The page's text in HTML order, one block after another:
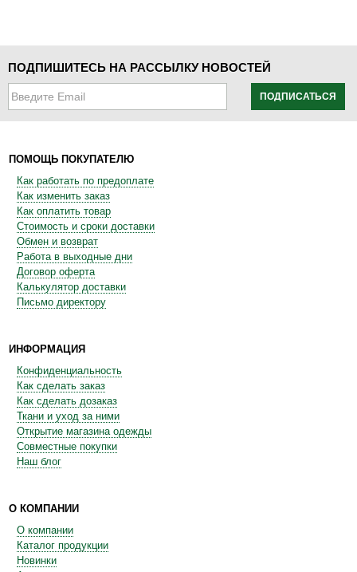
ПОДПИШИТЕСЬ НА РАССЫЛКУ НОВОСТЕЙ
ПОДПИСАТЬСЯ
ПОМОЩЬ ПОКУПАТЕЛЮ
Как работать по предоплате
Как изменить заказ
Как оплатить товар
Стоимость и сроки доставки
Обмен и возврат
Работа в выходные дни
Договор оферта
Калькулятор доставки
Письмо директору
ИНФОРМАЦИЯ
Конфиденциальность
Как сделать заказ
Как сделать дозаказ
Ткани и уход за ними
Открытие магазина одежды
Совместные покупки
Наш блог
О КОМПАНИИ
О компании
Каталог продукции
Новинки